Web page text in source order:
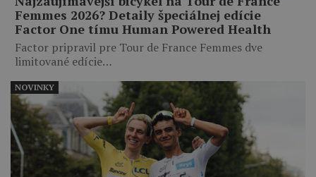
Femmes 2026? Detaily špeciálnej edície
Factor One tímu Human Powered Health
Factor pripravil pre Tour de France Femmes dve
limitované edície…
NOVINKY